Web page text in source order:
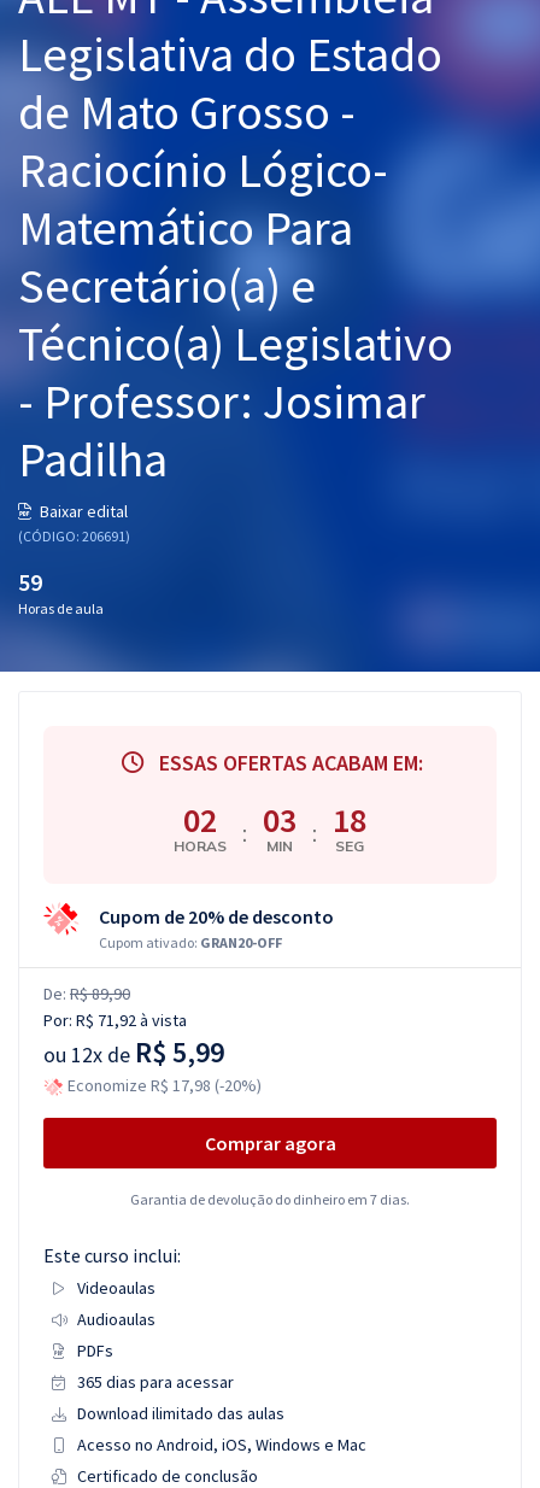
Graduação
Mentorias
Questões grátis
Conteúdo gratuito
Blog
Aprovados
Atendimento
Legislativa do Estado
de Mato Grosso -
Raciocínio Lógico-
Matemático Para
Secretário(a) e
Técnico(a) Legislativo
- Professor: Josimar
Padilha
Baixar edital
(CÓDIGO: 206691)
59
Horas de aula
ESSAS OFERTAS ACABAM EM:
02
HORAS : 03
MIN : 18
SEG
Cupom de 20% de desconto
Cupom ativado: GRAN20-OFF
De: R$ 89,90
Por: R$ 71,92à vista
ou 12x de R$ 5,99
Economize R$ 17,98 (-20%)
Comprar agora
Garantia de devolução do dinheiro em 7 dias.
Este curso inclui:
Videoaulas
Audioaulas
PDFs
365 dias para acessar
Download ilimitado das aulas
Acesso no Android, iOS, Windows e Mac
Certificado de conclusão